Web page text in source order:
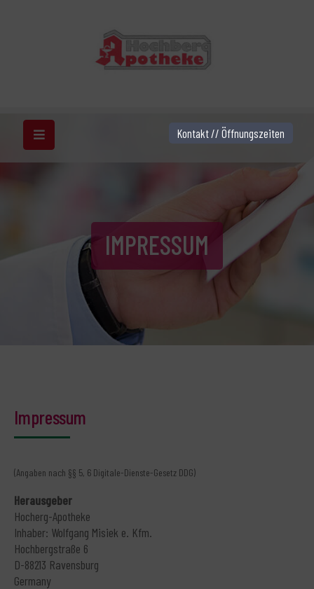
IMPRESSUM
Impressum
(Angaben nach §§ 5, 6 Digitale-Dienste-Gesetz DDG)
Herausgeber
Hocherg-Apotheke
Inhaber: Wolfgang Misiek e. Kfm.
Hochbergstraße 6
D-88213 Ravensburg
Germany
Kontakt // Öffnungszeiten